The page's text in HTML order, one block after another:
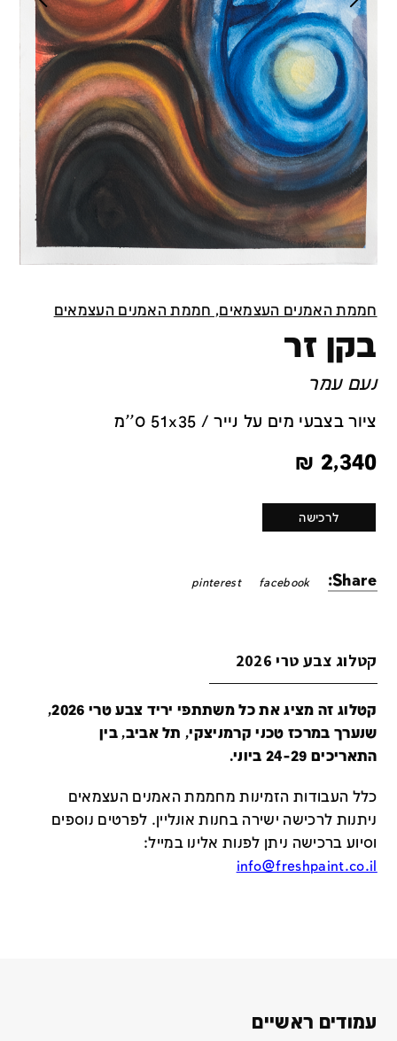
חממת האמנים העצמאים, חממת האמנים העצמאים
בקן זר
נעם עמר
ציור בצבעי מים על נייר / 51x35 ס''מ
2,340
₪
לרכישה
Share:
facebook
pinterest
קטלוג צבע טרי 2026
קטלוג זה מציג את כל משתתפי יריד צבע טרי 2026,
שנערך במרכז טכני קרמניצקי, תל אביב, בין
התאריכים 24-29 ביוני.
כלל העבודות הזמינות מחממת האמנים העצמאים
ניתנות לרכישה ישירה בחנות אונליין. לפרטים נוספים
וסיוע ברכישה ניתן לפנות אלינו במייל:
info@freshpaint.co.il
עמודים ראשיים